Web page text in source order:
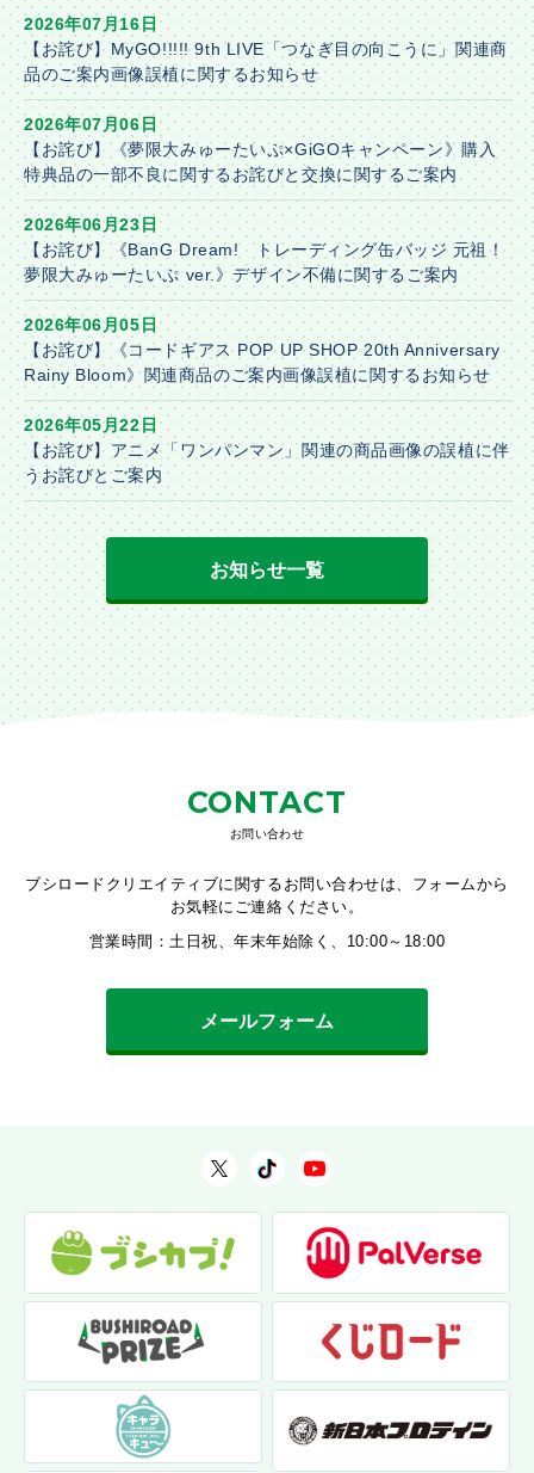
2026年07月16日
【お詫び】MyGO!!!!! 9th LIVE「つなぎ目の向こうに」関連商
品のご案内画像誤植に関するお知らせ
2026年07月06日
【お詫び】《夢限大みゅーたいぷ×GiGOキャンペーン》購入
特典品の一部不良に関するお詫びと交換に関するご案内
2026年06月23日
【お詫び】《BanG Dream! トレーディング缶バッジ 元祖！
夢限大みゅーたいぷ ver.》デザイン不備に関するご案内
2026年06月05日
【お詫び】《コードギアス POP UP SHOP 20th Anniversary
Rainy Bloom》関連商品のご案内画像誤植に関するお知らせ
2026年05月22日
【お詫び】アニメ「ワンパンマン」関連の商品画像の誤植に伴
うお詫びとご案内
お知らせ一覧
CONTACT
お問い合わせ
ブシロードクリエイティブに関するお問い合わせは、フォームから
お気軽にご連絡ください。
営業時間：土日祝、年末年始除く、10:00～18:00
メールフォーム